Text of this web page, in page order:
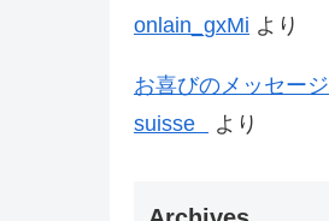
onlain_gxMi より
お喜びのメッセージ
suisse
より